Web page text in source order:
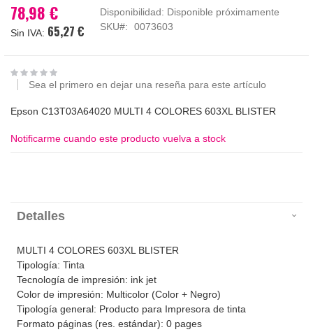
la
galería
78,98 €
65,27 €
Disponibilidad: Disponible próximamente
SKU
0073603
Sea el primero en dejar una reseña para este artículo
Epson C13T03A64020 MULTI 4 COLORES 603XL BLISTER
Notificarme cuando este producto vuelva a stock
Detalles
MULTI 4 COLORES 603XL BLISTER
Tipología: Tinta
Tecnología de impresión: ink jet
Color de impresión: Multicolor (Color + Negro)
Tipología general: Producto para Impresora de tinta
Formato páginas (res. estándar): 0 pages